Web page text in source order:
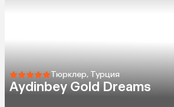
Тюрклер, Турция
Aydinbey Gold Dreams